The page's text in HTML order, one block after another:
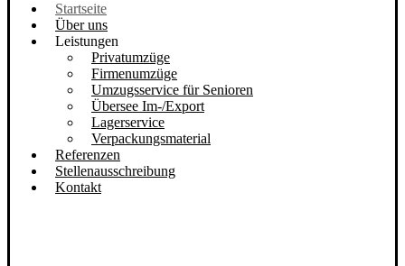
Startseite
Über uns
Leistungen
Privatumzüge
Firmenumzüge
Umzugsservice für Senioren
Übersee Im-/Export
Lagerservice
Verpackungsmaterial
Referenzen
Stellenausschreibung
Kontakt